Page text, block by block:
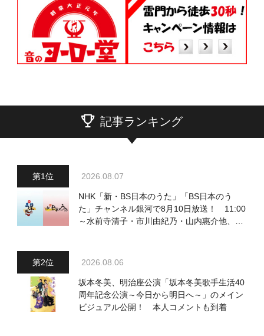
記事ランキング
2026.08.07
NHK「新・BS日本のうた」「BS日本のう
た」チャンネル銀河で8月10日放送！ 11:00
～水前寺清子・市川由紀乃・山内惠介他、
2026.08.06
坂本冬美、明治座公演「坂本冬美歌手生活40
周年記念公演～今日から明日へ～」のメイン
ビジュアル公開！ 本人コメントも到着